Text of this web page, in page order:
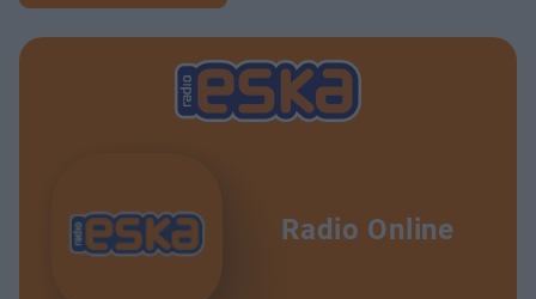
Radio Online